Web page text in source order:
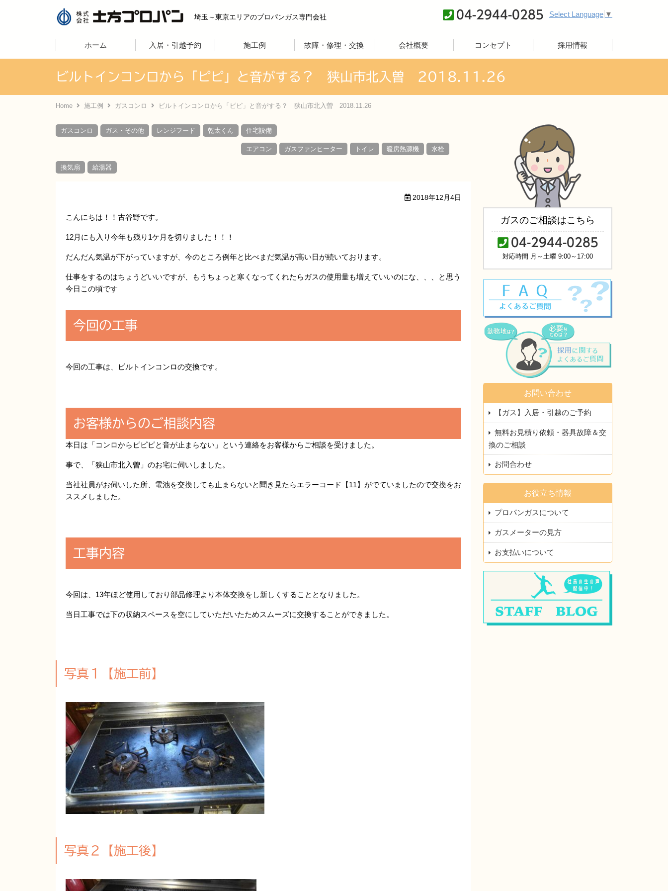
株式会社土方プロパン
埼玉～東京エリアのプロパンガス専門会社 Select Language ▼
04-2944-0285
ホーム 入居・引越予約 施工例 故障・修理・交換 会社概要 コンセプト 採用情報
ビルトインコンロから「ピピ」と音がする？ 狭山市北入曽 2018.11.26
Home 施工例 ガスコンロ ビルトインコンロから「ピピ」と音がする？ 狭山市北入曽 2018.11.26
ガスコンロ ガス・その他 レンジフード 乾太くん 住宅設備
エアコン ガスファンヒーター トイレ 暖房熱源機 水栓
換気扇 給湯器
2018年12月4日
こんにちは！！古谷野です。
12月にも入り今年も残り1ケ月を切りました！！！
だんだん気温が下がっていますが、今のところ例年と比べまだ気温が高い日が続いております。
仕事をするのはちょうどいいですが、もうちょっと寒くなってくれたらガスの使用量も増えていいのにな、、、と思う
今日この頃です
今回の工事
今回の工事は、ビルトインコンロの交換です。
お客様からのご相談内容
本日は「コンロからピピピと音が止まらない」という連絡をお客様からご相談を受けました。
事で、「狭山市北入曽」のお宅に伺いしました。
当社社員がお伺いした所、電池を交換しても止まらないと聞き見たらエラーコード【11】がでていましたので交換をお
ススメしました。
工事内容
今回は、13年ほど使用しており部品修理より本体交換をし新しくすることとなりました。
当日工事では下の収納スペースを空にしていただいたためスムーズに交換することができました。
写真１【施工前】
写真２【施工後】
ガスのご相談はこちら
04-2944-0285
対応時間 月～土曜 9:00～17:00
お問い合わせ
【ガス】入居・引越のご予約
無料お見積り依頼・器具故障＆交
換のご相談
お問合わせ
お役立ち情報
プロパンガスについて
ガスメーターの見方
お支払いについて